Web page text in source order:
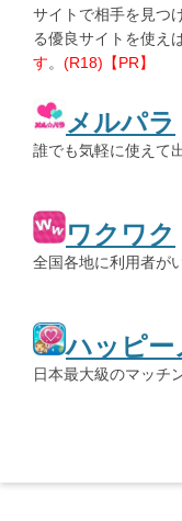
サイトで相手を見つ
る優良サイトを使え
す。 (R18)【PR】
メルパラ
誰でも気軽に使えて
ワクワク
全国各地に利用者が
ハッピー
日本最大級のマッチ